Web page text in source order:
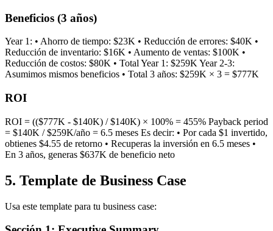
Beneficios (3 años)
Year 1: • Ahorro de tiempo: $23K • Reducción de errores: $40K •
Reducción de inventario: $16K • Aumento de ventas: $100K •
Reducción de costos: $80K • Total Year 1: $259K Year 2-3:
Asumimos mismos beneficios • Total 3 años: $259K × 3 = $777K
ROI
ROI = (($777K - $140K) / $140K) × 100% = 455% Payback period
= $140K / $259K/año = 6.5 meses Es decir: • Por cada $1 invertido,
obtienes $4.55 de retorno • Recuperas la inversión en 6.5 meses •
En 3 años, generas $637K de beneficio neto
5. Template de Business Case
Usa este template para tu business case: